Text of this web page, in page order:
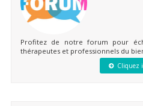
Profitez de notre forum pour
thérapeutes et professionnels du
Cliquez